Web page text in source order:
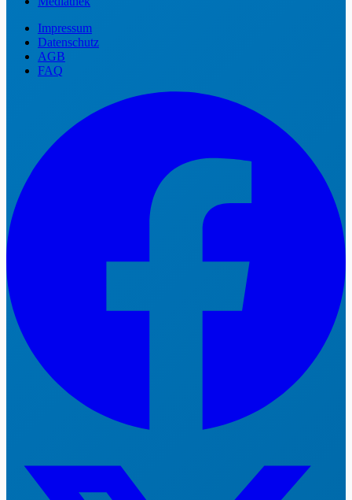
Impressum
Datenschutz
AGB
FAQ